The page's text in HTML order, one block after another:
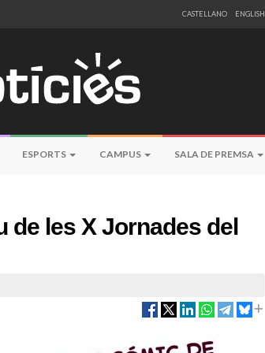
CASTELLANO ENGLISH
ESPORTS CAMPUS SALA DE PREMSA
de les X Jornades del